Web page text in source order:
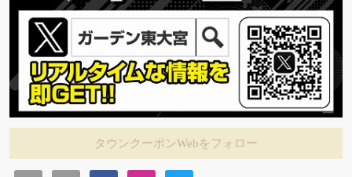
タウンクーポンWebをフォロー